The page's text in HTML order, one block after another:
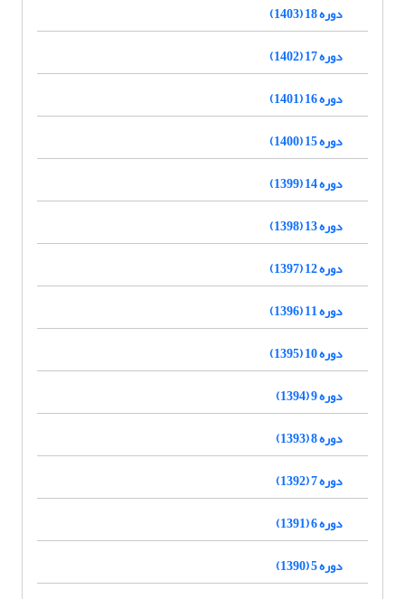
دوره 18 (1403)
دوره 17 (1402)
دوره 16 (1401)
دوره 15 (1400)
دوره 14 (1399)
دوره 13 (1398)
دوره 12 (1397)
دوره 11 (1396)
دوره 10 (1395)
دوره 9 (1394)
دوره 8 (1393)
دوره 7 (1392)
دوره 6 (1391)
دوره 5 (1390)